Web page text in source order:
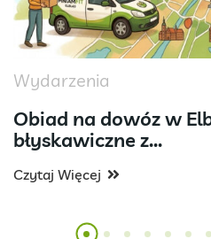
Wydarzenia
Obiad na dowóz w
błyskawiczne z...
Czytaj Więcej